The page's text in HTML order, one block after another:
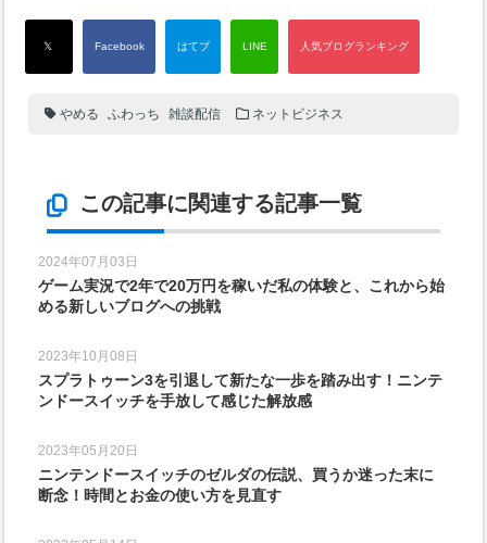
やめる ふわっち 雑談配信 ネットビジネス
この記事に関連する記事一覧
2024年07月03日
ゲーム実況で2年で20万円を稼いだ私の体験と、これから始
める新しいブログへの挑戦
2023年10月08日
スプラトゥーン3を引退して新たな一歩を踏み出す！ニンテ
ンドースイッチを手放して感じた解放感
2023年05月20日
ニンテンドースイッチのゼルダの伝説、買うか迷った末に
断念！時間とお金の使い方を見直す